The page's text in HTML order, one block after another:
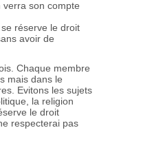
verra son compte
réserve le droit
avoir de
Chaque membre
mais dans le
Evitons les sujets
la religion
le droit
respecterai pas